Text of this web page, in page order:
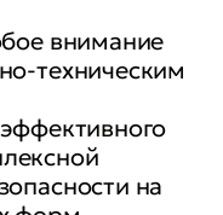
внимание
техническим
на